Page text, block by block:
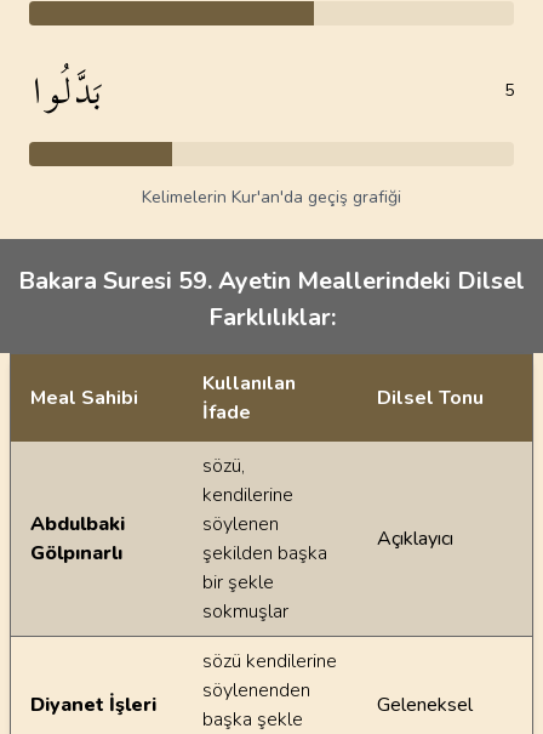
بَدَّلُوا 5
Kelimelerin Kur'an'da geçiş grafiği
Bakara Suresi 59. Ayetin Meallerindeki Dilsel
Farklılıklar:
Ayetin meallerindeki dilsel farklılıklar
Meal Sahibi
Kullanılan
İfade
Dilsel Tonu
Abdulbaki
Gölpınarlı
sözü,
kendilerine
söylenen
şekilden başka
bir şekle
sokmuşlar
Açıklayıcı
Diyanet İşleri
sözü kendilerine
söylenenden
başka şekle
Geleneksel